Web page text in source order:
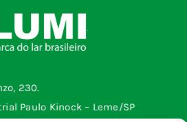
230.
Paulo Kinock – Leme/SP